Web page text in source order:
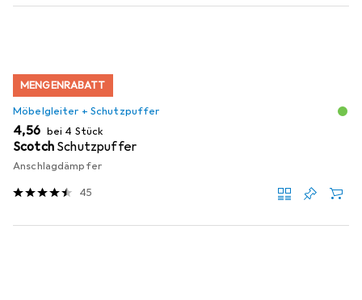
MENGENRABATT
Möbelgleiter + Schutzpuffer
EUR
4,56 bei 4 Stück
Scotch Schutzpuffer
Anschlagdämpfer
45